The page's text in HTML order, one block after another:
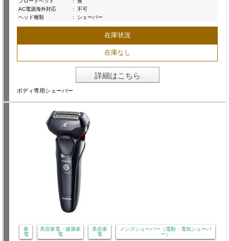
AC電源海外対応
:
不可
ヘッド種類
: シェーバー
在庫状況
在庫なし
詳細はこちら
ボディ専用シェーバー
家
電
美容家電・健康家
電
美容家
電
メンズシェーバー（電動・電気シェーバ
ー）